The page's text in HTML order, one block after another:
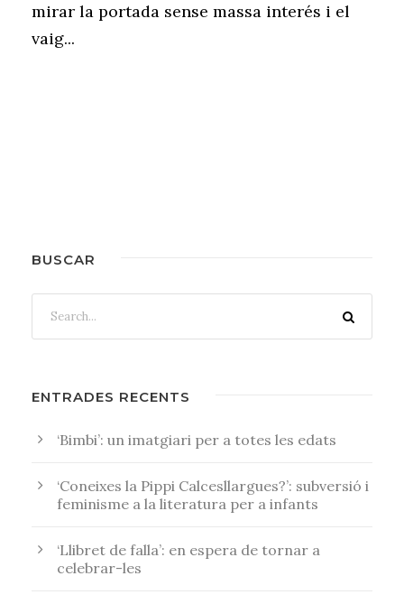
mirar la portada sense massa interés i el
vaig...
BUSCAR
ENTRADES RECENTS
‘Bimbi’: un imatgiari per a totes les edats
‘Coneixes la Pippi Calcesllargues?’: subversió i
feminisme a la literatura per a infants
‘Llibret de falla’: en espera de tornar a
celebrar-les